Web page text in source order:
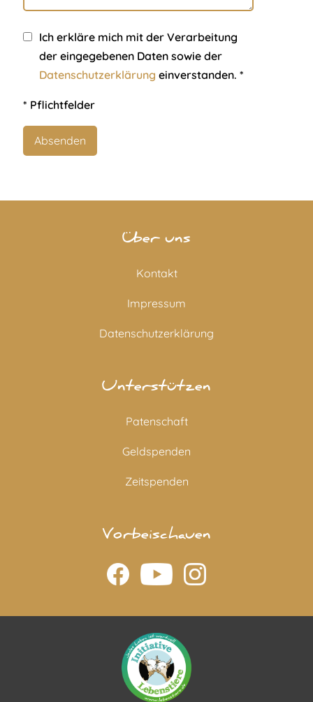
Ich erkläre mich mit der Verarbeitung
der eingegebenen Daten sowie der
Datenschutzerklärung einverstanden. *
* Pflichtfelder
Über uns
Kontakt
Impressum
Datenschutzerklärung
Unterstützen
Patenschaft
Geldspenden
Zeitspenden
Vorbeischauen